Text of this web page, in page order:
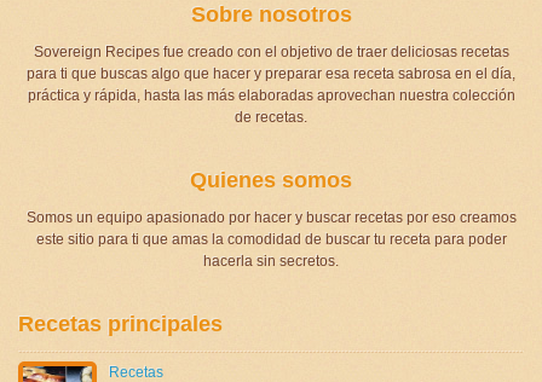
Sobre nosotros
Sovereign Recipes fue creado con el objetivo de traer deliciosas recetas
para ti que buscas algo que hacer y preparar esa receta sabrosa en el día,
práctica y rápida, hasta las más elaboradas aprovechan nuestra colección
de recetas.
Quienes somos
Somos un equipo apasionado por hacer y buscar recetas por eso creamos
este sitio para ti que amas la comodidad de buscar tu receta para poder
hacerla sin secretos.
Recetas principales
Recetas